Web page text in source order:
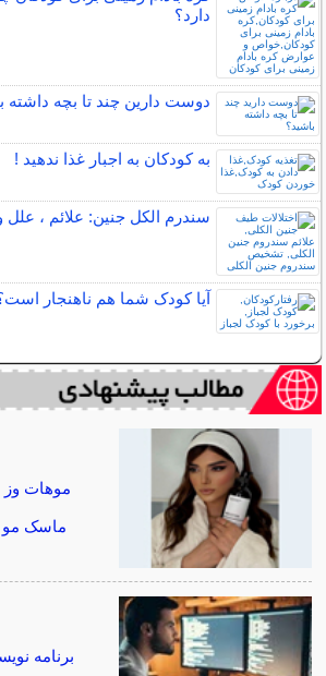
دارد؟
دوست دارین چند تا بچه داشته
به کودکان به اجبار غذا ندهید !
سندرم الکل جنین: علائم ، علل
آیا کودک شما هم ناهنجار
موهات
ماسک مو
برنامه